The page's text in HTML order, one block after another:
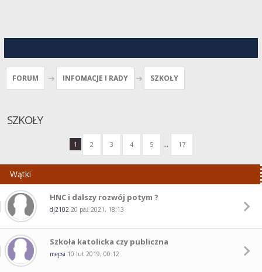
FORUM INFOMACJE I RADY SZKOŁY
SZKOŁY
1 2 3 4 5 ... 17
Wątki
HNC i dalszy rozwój potym ?
dj2102 20 paź 2021, 18:13
Szkoła katolicka czy publiczna
mepsi 10 lut 2019, 00:12